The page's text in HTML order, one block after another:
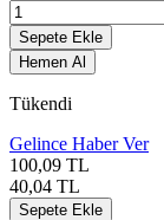
Sepete Ekle
Hemen Al
Tükendi
Gelince Haber Ver
100,09 TL
40,04 TL
Sepete Ekle